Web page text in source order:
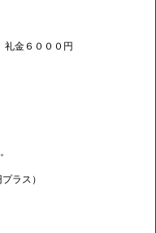
０円
ラス）